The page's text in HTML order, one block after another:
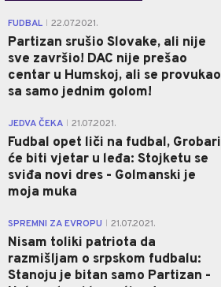
FUDBAL 22.07.2021.
Partizan srušio Slovake, ali nije
sve završio! DAC nije prešao
centar u Humskoj, ali se provukao
sa samo jednim golom!
JEDVA ČEKA 21.07.2021.
Fudbal opet liči na fudbal, Grobari
će biti vjetar u leđa: Stojketu se
sviđa novi dres - Golmanski je
moja muka
SPREMNI ZA EVROPU 21.07.2021.
Nisam toliki patriota da
razmišljam o srpskom fudbalu:
Stanoju je bitan samo Partizan -